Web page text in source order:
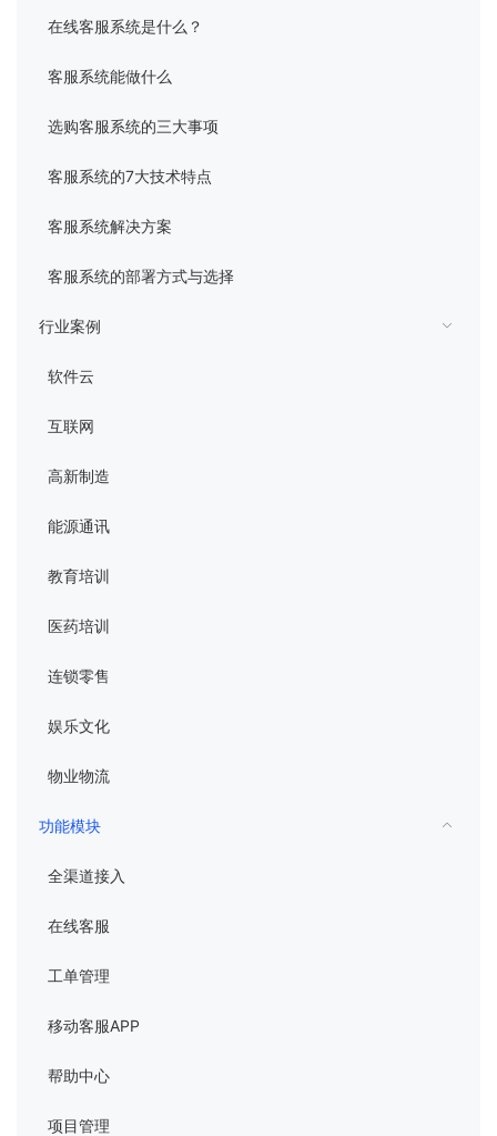
企业定制
客户服务
在线客服系统是什么？
客服系统能做什么
选购客服系统的三大事项
客服系统的7大技术特点
客服系统解决方案
客服系统的部署方式与选择
行业案例
软件云
互联网
高新制造
能源通讯
教育培训
医药培训
连锁零售
娱乐文化
物业物流
功能模块
全渠道接入
在线客服
工单管理
移动客服APP
帮助中心
项目管理